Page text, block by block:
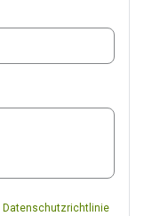
Datenschutzrichtlinie